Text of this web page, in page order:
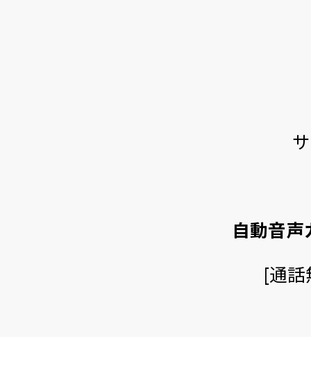
自動音
[通